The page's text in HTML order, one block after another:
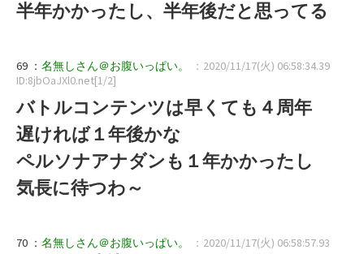
半年かかったし、半年後だと思ってる
69 ： 名無しさん＠お腹いっぱい。
：2020/11/17(火) 06:58:34.39
ID:8jbOaJXl0.net[1/2]
バトルコンテンツは早くても４周年
遅ければ１年後かな
ペルソナアナダンも１年かかったし
気長に待つわ～
70 ： 名無しさん＠お腹いっぱい。
：2020/11/17(火) 06:58:57.93